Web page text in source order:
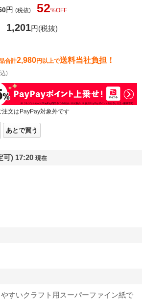
円 (税抜) 52%OFF
1,201円(税抜)
合計2,980円以上で送料当社負担！
)
文はPayPay対象外です
あとで買う
可) 17:20 現在
すいクラフト用スーパーファイン紙で